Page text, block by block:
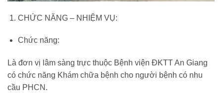
CHỨC NĂNG – NHIỆM VỤ:
Chức năng:
Là đơn vị lâm sàng trực thuộc Bệnh viện ĐKTT An Giang
có chức năng Khám chữa bệnh cho người bệnh có nhu
cầu PHCN.